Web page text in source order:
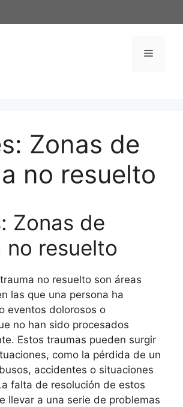
Menú
Zonas de
no resuelto
Zonas de
no resuelto
no resuelto son áreas
las que una persona ha
eventos dolorosos o
no han sido procesados
Estos traumas pueden surgir
como la pérdida de un
accidentes o situaciones
falta de resolución de estos
llevar a una serie de problemas